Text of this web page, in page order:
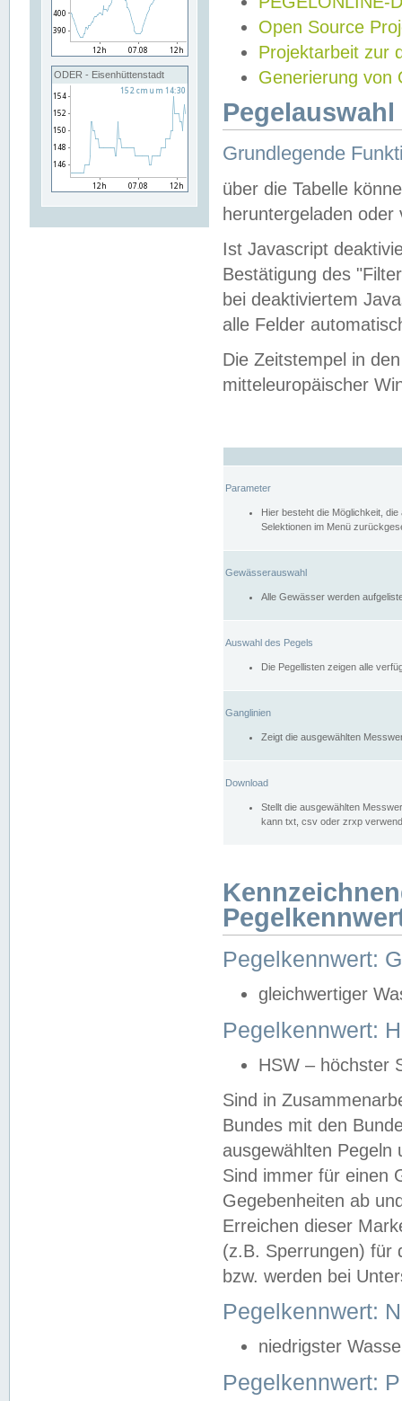
ODER - Eisenhüttenstadt
Open Source
Projektarbeit zur
Generierung von
Grundlegende
über die Tabelle
heruntergeladen oder
Ist Javascript
Bestätigung des
bei deaktiviertem
alle Felder
Die Zeitstempel in
mitteleuropäischer
Parameter
Hier besteht die Möglichkeit,
Selektionen im Menü
Gewässerauswahl
Alle Gewässer werden
Auswahl des Pegels
Die Pegellisten zeigen alle
Ganglinien
Zeigt die ausgewählten
Download
Stellt die ausgewählten
kann txt, csv oder zrxp
Pegelkennwert:
gleichwertiger
Pegelkennwert:
HSW – höchster
Sind in
Bundes mit den
ausgewählten
Sind immer für einen
Gegebenheiten ab
Erreichen dieser
(z.B. Sperrungen) für
bzw. werden bei
Pegelkennwert:
niedrigster
Pegelkennwert: